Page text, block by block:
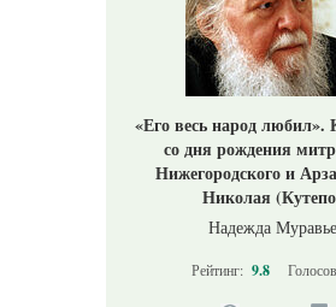
«Его весь народ любил».
со дня рождения
Нижегородского и
Николая
Надежда
Рейтинг: 9.8